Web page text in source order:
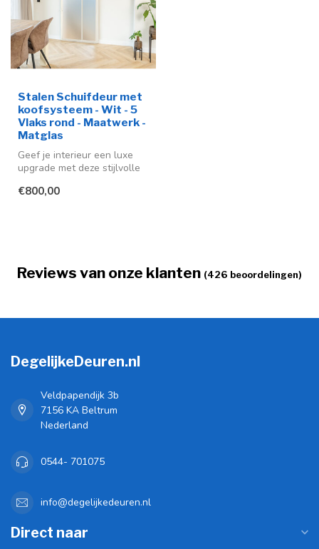
Stalen Schuifdeur met
koofsysteem - Wit - 5
Vlaks rond - Maatwerk -
Matglas
Geef je interieur een luxe
upgrade met deze stijlvolle
€800,00
Reviews van onze klanten (426 beoordelingen)
DegelijkeDeuren.nl
Veldpapendijk 3b
7156 KA Beltrum
Nederland
0544- 701075
info@degelijkedeuren.nl
Direct naar